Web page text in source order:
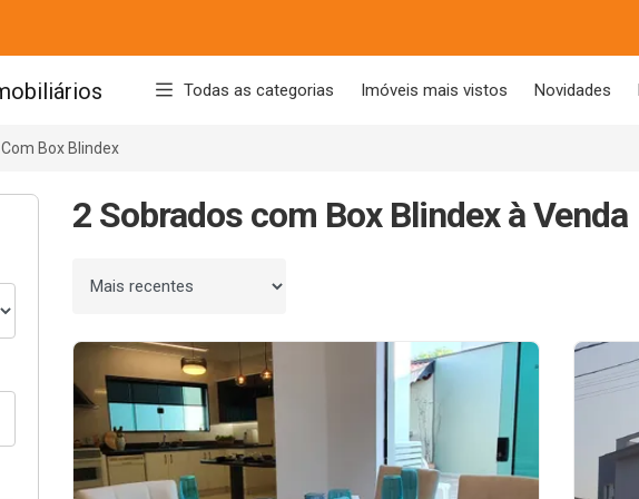
Todas as categorias Imóveis mais vistos Novidades
Com Box Blindex
2 Sobrados com Box Blindex à Venda
Ordenar por